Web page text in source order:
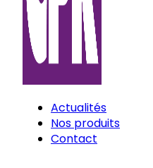
Actualités
Nos produits
Contact